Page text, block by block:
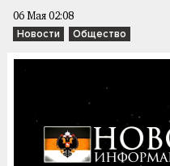
06 Мая 02:08
Новости Общество